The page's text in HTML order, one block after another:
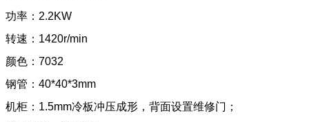
功率：2.2KW
转速：1420r/min
颜色：7032
钢管：40*40*3mm
机柜：1.5mm冷板冲压成形，背面设置维修门；